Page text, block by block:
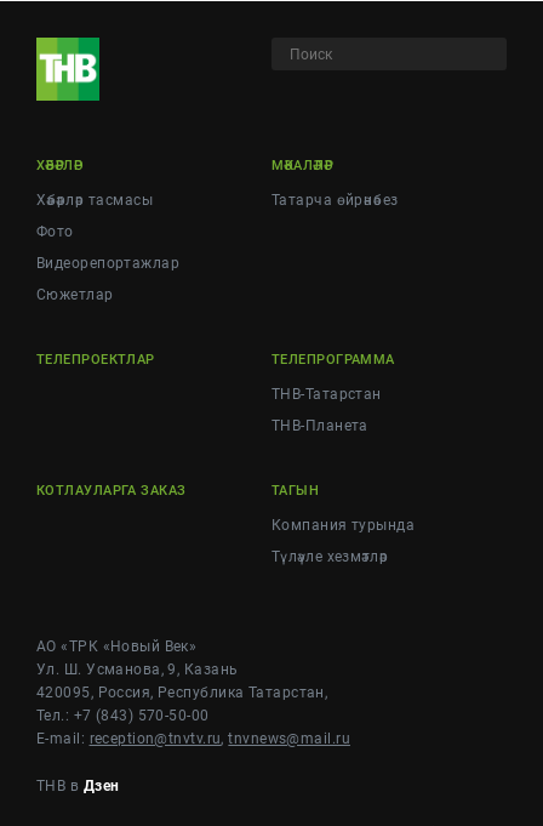
ХӘБӘРЛӘР
Хәбәрләр тасмасы
Фото
Видеорепортажлар
Cюжетлар
МӘКАЛӘЛӘР
Татарча өйрәнәбез
ТЕЛЕПРОЕКТЛАР ТЕЛЕПРОГРАММА
ТНВ-Татарстан
ТНВ-Планета
КОТЛАУЛАРГА ЗАКАЗ ТАГЫН
Компания турында
Түләүле хезмәтләр
АО «ТРК «Новый Век»
Ул. Ш. Усманова, 9, Казань
420095, Россия, Республика Татарстан,
Тел.: +7 (843) 570-50-00
E-mail: reception@tnvtv.ru,tnvnews@mail.ru
ТНВ в Дзен